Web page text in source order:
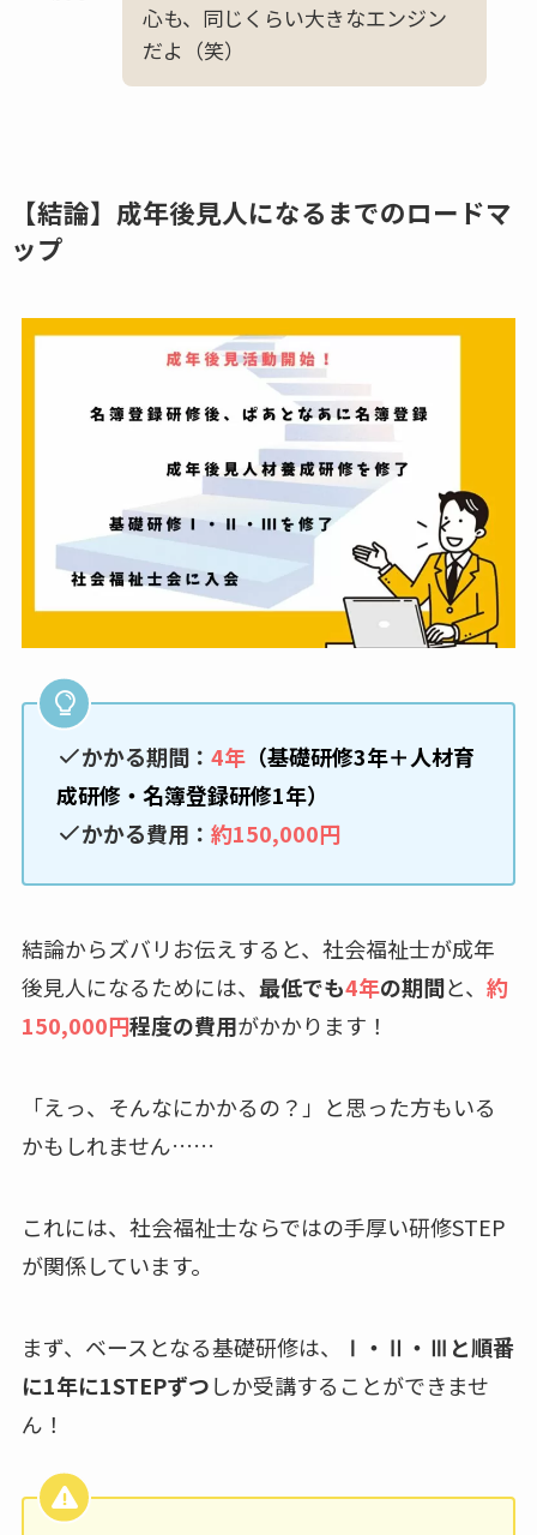
心も、同じくらい大きなエンジン
だよ（笑）
【結論】成年後見人になるまでのロードマ
ップ
かかる期間：4年 （基礎研修3年＋人材育
成研修・名簿登録研修1年）
かかる費用：約150,000円
結論からズバリお伝えすると、社会福祉士が成年
後見人になるためには、 最低でも4年の期間と、 約
150,000円程度の費用がかかります！
「えっ、そんなにかかるの？」と思った方もいる
かもしれません……
これには、社会福祉士ならではの手厚い研修STEP
が関係しています。
まず、ベースとなる基礎研修は、
Ⅰ・Ⅱ・Ⅲと順番
に1年に1STEPずつしか受講することができませ
ん！